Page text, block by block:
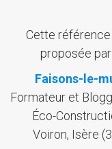
Cette
proposée par
Faisons-le-
Formateur et
Éco-
Voiron, Isère